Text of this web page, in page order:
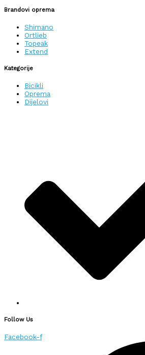
Brandovi oprema
Shimano
Ortlieb
Topeak
Extend
Kategorije
Bicikli
Oprema
Dijelovi
Follow Us
Facebook-f